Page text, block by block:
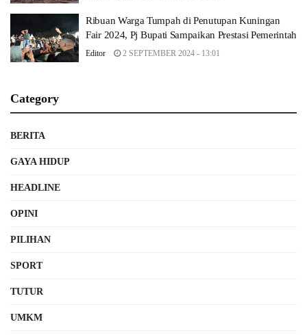
Ribuan Warga Tumpah di Penutupan Kuningan
Fair 2024, Pj Bupati Sampaikan Prestasi Pemerintah
Editor 2 SEPTEMBER 2024 - 13:01
Category
BERITA
GAYA HIDUP
HEADLINE
OPINI
PILIHAN
SPORT
TUTUR
UMKM